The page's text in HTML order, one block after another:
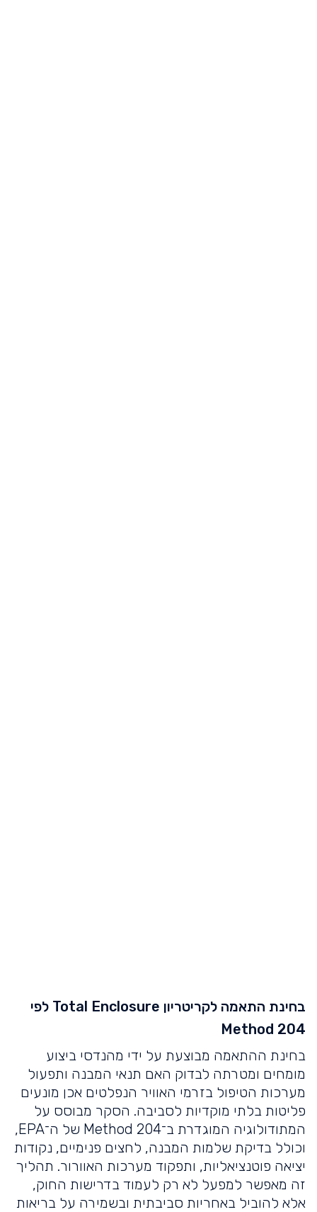
בחינת התאמה לקריטריון Total Enclosure לפי
Method 204
בחינת ההתאמה מבוצעת על ידי מהנדסי ביצוע
מומחים ומטרתה לבדוק האם תנאי המבנה ותפעול
מערכות הטיפול בזרמי האוויר הנפלטים אכן מונעים
פליטות בלתי מוקדיות לסביבה. הסקר מבוסס על
המתודולוגיה המוגדרת ב־Method 204 של ה־EPA,
וכולל בדיקת שלמות המבנה, לחצים פנימיים, נקודות
יציאה פוטנציאליות, ותפקוד מערכות האוורור. תהליך
זה מאפשר למפעל לא רק לעמוד בדרישות החוק,
אלא להוביל באחריות סביבתית ובשמירה על בריאות